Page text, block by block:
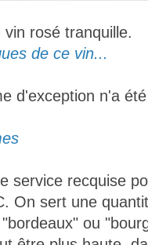
rosé tranquille.
de ce vin...
d'exception n'a
service recquise
On sert une
ou